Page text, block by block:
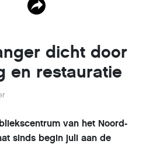
dicht door
en restauratie
van het Noord-
sinds begin juli aan de